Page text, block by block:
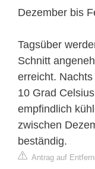
Dezember bis
Tagsüber
Schnitt
erreicht.
10 Grad
empfindlich
zwischen
beständig.
Antrag auf